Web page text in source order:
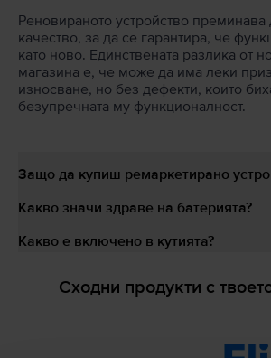
Реновираното устройство преминава
качество, за да се гарантира, че
като ново. Единствената разлика от
магазина е, че може да има леки
износване, но без дефекти, които
безупречната му функционалност.
Защо да купиш ремаркетирано
Какво значи здраве на батерията?
Какво е включено в кутията?
Сходни продукти с